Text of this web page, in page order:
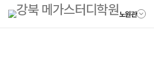
노원관